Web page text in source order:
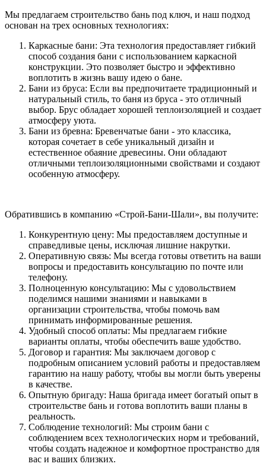
Мы предлагаем строительство бань под ключ, и наш подход
основан на трех основных технологиях:
Каркасные бани: Эта технология предоставляет гибкий
способ создания бани с использованием каркасной
конструкции. Это позволяет быстро и эффективно
воплотить в жизнь вашу идею о бане.
Бани из бруса: Если вы предпочитаете традиционный и
натуральный стиль, то баня из бруса - это отличный
выбор. Брус обладает хорошей теплоизоляцией и создает
атмосферу уюта.
Бани из бревна: Бревенчатые бани - это классика,
которая сочетает в себе уникальный дизайн и
естественное обаяние древесины. Они обладают
отличными теплоизоляционными свойствами и создают
особенную атмосферу.
Обратившись в компанию «Строй-Бани-Шали», вы получите:
Конкурентную цену: Мы предоставляем доступные и
справедливые цены, исключая лишние накрутки.
Оперативную связь: Мы всегда готовы ответить на ваши
вопросы и предоставить консультацию по почте или
телефону.
Полноценную консультацию: Мы с удовольствием
поделимся нашими знаниями и навыками в
организации строительства, чтобы помочь вам
принимать информированные решения.
Удобный способ оплаты: Мы предлагаем гибкие
варианты оплаты, чтобы обеспечить ваше удобство.
Договор и гарантия: Мы заключаем договор с
подробным описанием условий работы и предоставляем
гарантию на нашу работу, чтобы вы могли быть уверены
в качестве.
Опытную бригаду: Наша бригада имеет богатый опыт в
строительстве бань и готова воплотить ваши планы в
реальность.
Соблюдение технологий: Мы строим бани с
соблюдением всех технологических норм и требований,
чтобы создать надежное и комфортное пространство для
вас и ваших близких.